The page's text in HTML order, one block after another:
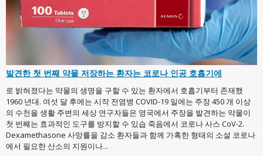
발견한 첫 번째 약물 저장하는 환자는 코로나 인공 호흡기에
로 밝혀졌다는 약물의 생명을 구할 수 있는 환자에서 호흡기부터 존재했
1960 년대. 여섯 달 후에는 시작 전염병 COVID-19 일에는 주장 450 개 이상
의 수천을 생활 주변의 세상 연구자들은 영국에서 주장을 발견하는 약물이
첫 번째는 효과적인 도구를 방지할 수 있습 죽음에서 코로나 사스 CoV-2.
Dexamethasone 사망률을 감소 환자들과 함께 가혹한 형태의 소설 코로나
에서 필요한 산소의 지원이나...